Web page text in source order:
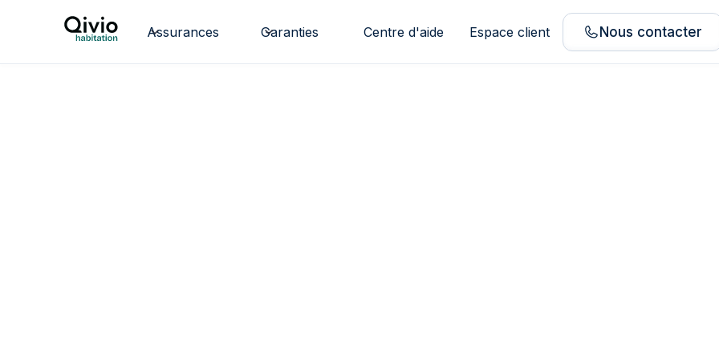
Assurances Garanties Centre d'aide Espace client Nous contacter